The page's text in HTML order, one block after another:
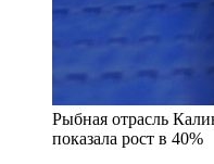
Рыбная отрасль
показала рост в 40%